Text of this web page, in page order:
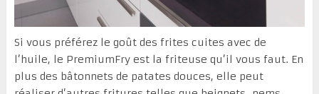
Si vous préférez le goût des frites cuites avec de
l’huile, le PremiumFry est la friteuse qu’il vous faut. En
plus des bâtonnets de patates douces, elle peut